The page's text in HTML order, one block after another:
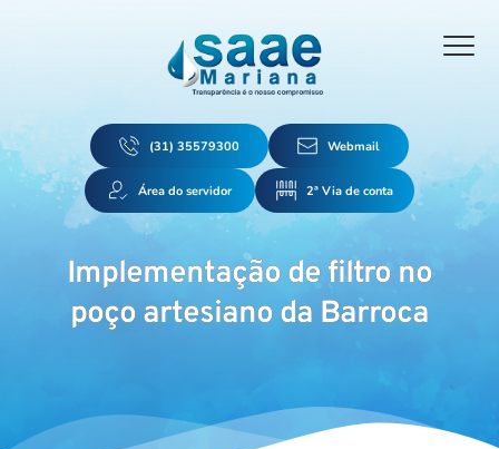
(31) 35579300 Webmail
Área do servidor 2ª Via de conta
Implementação de filtro no
poço artesiano da Barroca